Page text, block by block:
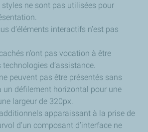
styles ne sont pas utilisées pour
d’éléments interactifs n’est pas
n’ont pas vocation à être
technologies d’assistance.
peuvent pas être présentés sans
un défilement horizontal pour une
largeur de 320px.
apparaissant à la prise de
d’un composant d’interface ne